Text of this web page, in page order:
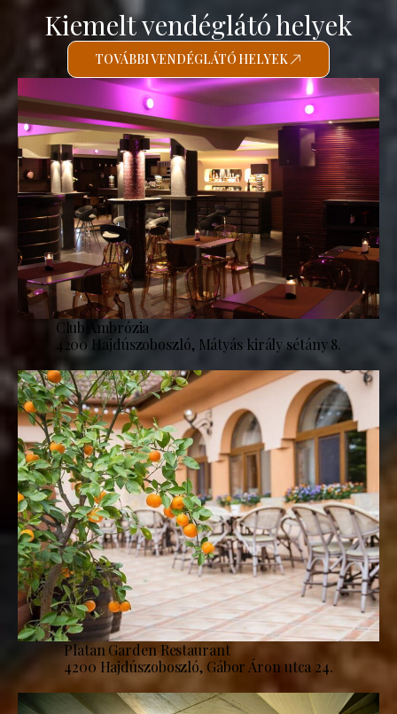
Kiemelt vendéglátó helyek
TOVÁBBI VENDÉGLÁTÓ HELYEK
Club Ambrózia
4200 Hajdúszoboszló, Mátyás király sétány 8.
Platan Garden Restaurant
4200 Hajdúszoboszló, Gábor Áron utca 24.